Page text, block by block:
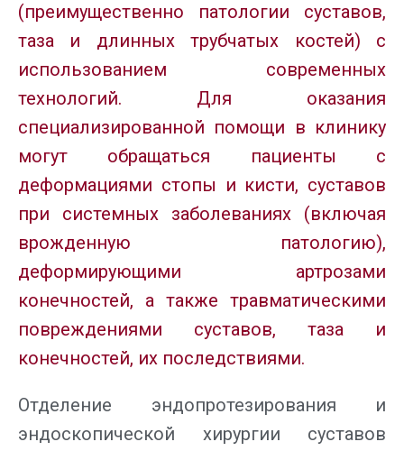
(преимущественно патологии суставов,
таза и длинных трубчатых костей) с
использованием современных
технологий. Для оказания
специализированной помощи в клинику
могут обращаться пациенты с
деформациями стопы и кисти, суставов
при системных заболеваниях (включая
врожденную патологию),
деформирующими артрозами
конечностей, а также травматическими
повреждениями суставов, таза и
конечностей, их последствиями.
Отделение эндопротезирования и
эндоскопической хирургии суставов